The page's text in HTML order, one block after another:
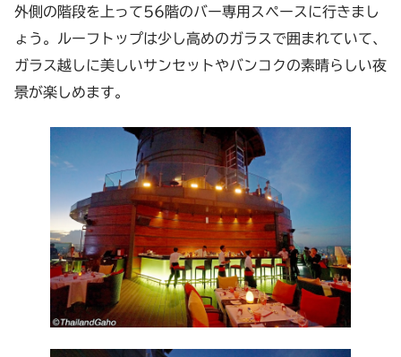
外側の階段を上って56階のバー専用スペースに行きまし
ょう。ルーフトップは少し高めのガラスで囲まれていて、
ガラス越しに美しいサンセットやバンコクの素晴らしい夜
景が楽しめます。